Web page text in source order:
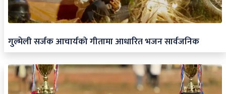
गुल्मेली सर्जक आचार्यको गीतामा आधारित भजन सार्वजनिक